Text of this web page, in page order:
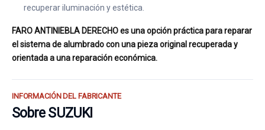
recuperar iluminación y estética.
FARO ANTINIEBLA DERECHO es una opción práctica para reparar
el sistema de alumbrado con una pieza original recuperada y
orientada a una reparación económica.
INFORMACIÓN DEL FABRICANTE
Sobre SUZUKI